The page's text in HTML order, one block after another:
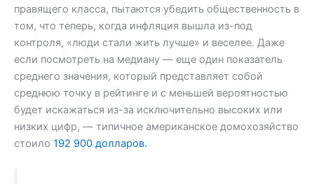
правящего класса, пытаются убедить общественность в
том, что теперь, когда инфляция вышла из-под
контроля, «люди стали жить лучше» и веселее. Даже
если посмотреть на медиану — еще один показатель
среднего значения, который представляет собой
среднюю точку в рейтинге и с меньшей вероятностью
будет искажаться из-за исключительно высоких или
низких цифр, — типичное американское домохозяйство
стоило 192 900 долларов.